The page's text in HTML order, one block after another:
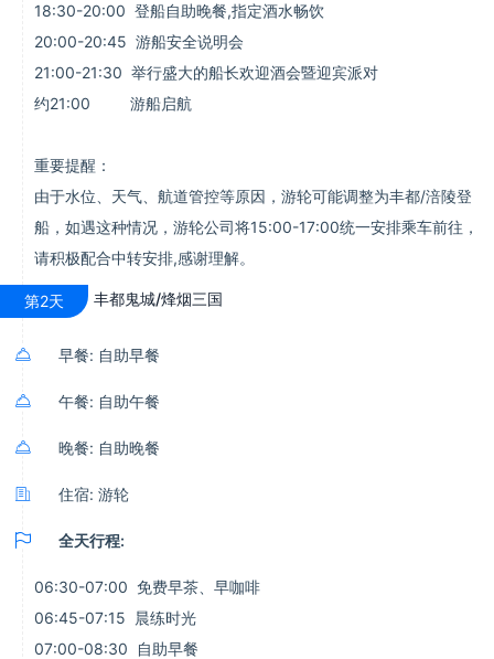
18:30-20:00 登船自助晚餐,指定酒水畅饮
20:00-20:45 游船安全说明会
21:00-21:30 举行盛大的船长欢迎酒会暨迎宾派对
约21:00 游船启航
重要提醒：
由于水位、天气、航道管控等原因，游轮可能调整为丰都/涪陵登
船，如遇这种情况，游轮公司将15:00-17:00统一安排乘车前往，
请积极配合中转安排,感谢理解。
第2天 丰都鬼城/烽烟三国
 早餐: 自助早餐
 午餐: 自助午餐
 晚餐: 自助晚餐
 住宿: 游轮
 全天行程:
06:30-07:00 免费早茶、早咖啡
06:45-07:15 晨练时光
07:00-08:30 自助早餐